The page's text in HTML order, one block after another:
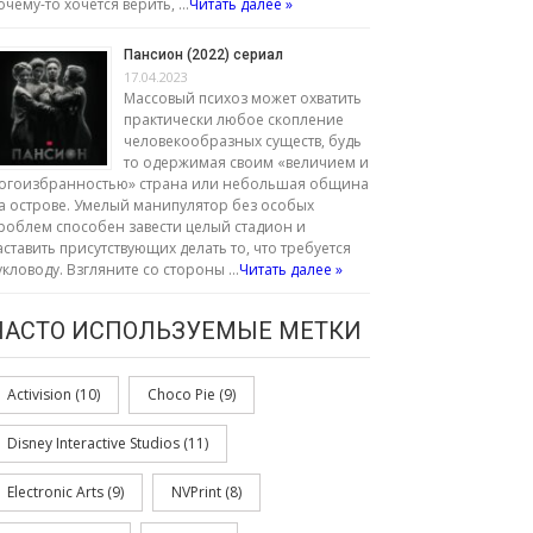
Пансион (2022) сериал
17.04.2023
Массовый психоз может охватить
практически любое скопление
человекообразных существ, будь
то одержимая своим «величием и
страна или небольшая община
острове. Умелый манипулятор без особых
способен завести целый стадион и
присутствующих делать то, что требуется
Взгляните со стороны …Читать далее »
ИСПОЛЬЗУЕМЫЕ МЕТКИ
Activision (10) Choco Pie (9)
Disney Interactive Studios (11)
Electronic Arts (9) NVPrint (8)